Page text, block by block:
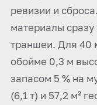
ревизии и
материалы
траншеи. Для 40
обойме 0,3 м
запасом 5 % на
(6,1 т) и 57,2 м²